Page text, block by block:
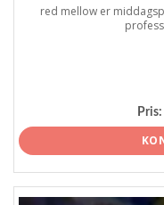
red mellow er
Pris: